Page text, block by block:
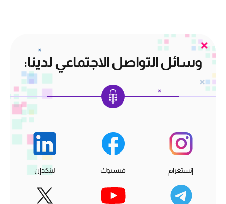
وسائل التواصل الاجتماعي لدينا:
إنستغرام فيسبوك لينكدإن